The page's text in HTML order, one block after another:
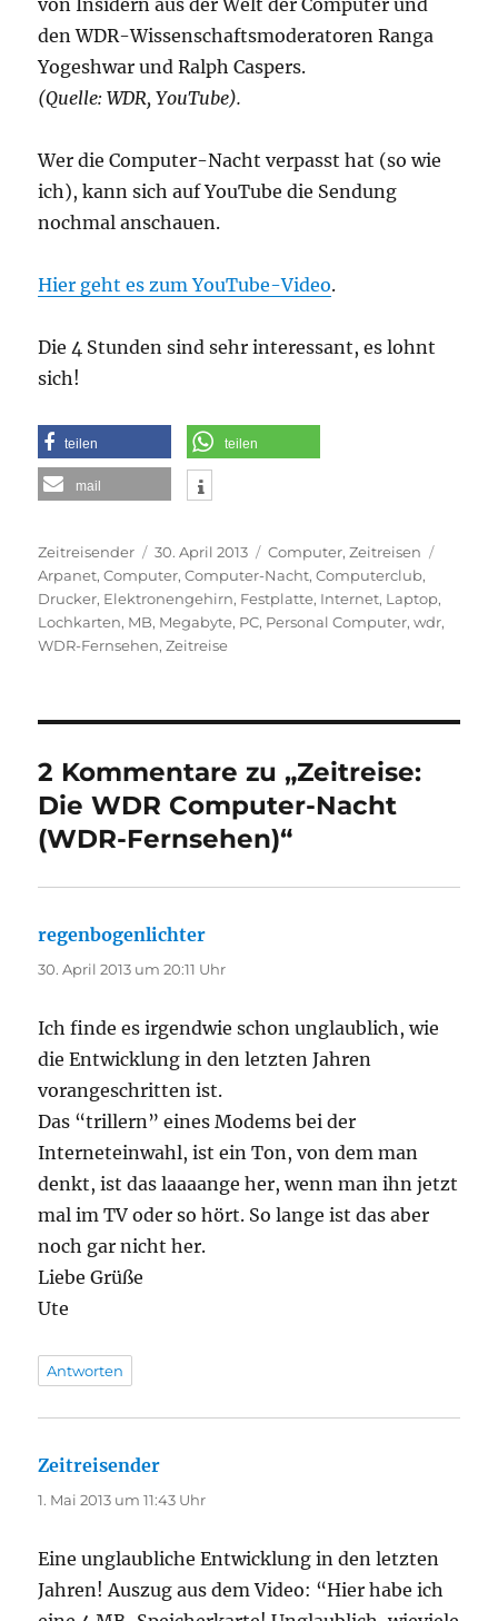
den WDR-Wissenschaftsmoderatoren Ranga
Yogeshwar und Ralph Caspers.
(Quelle: WDR, YouTube).
Wer die Computer-Nacht verpasst hat (so wie
ich), kann sich auf YouTube die Sendung
nochmal anschauen.
Hier geht es zum YouTube-Video.
Die 4 Stunden sind sehr interessant, es lohnt
sich!
teilen teilen
mail
Autor
Zeitreisender
Veröffentlicht
am
30. April 2013 Kategorien
Computer,Zeitreisen
Arpanet,Computer,Computer-Nacht,Computerclub,
Drucker, Elektronengehirn, Festplatte, Internet, Laptop,
Lochkarten, MB, Megabyte, PC, Personal Computer,wdr,
WDR-Fernsehen,Zeitreise
2 Kommentare zu „Zeitreise:
Die WDR Computer-Nacht
(WDR-Fernsehen)“
regenbogenlichter
30. April 2013 um 20:11 Uhr
Ich finde es irgendwie schon unglaublich, wie
die Entwicklung in den letzten Jahren
vorangeschritten ist.
Das “trillern” eines Modems bei der
Interneteinwahl, ist ein Ton, von dem man
denkt, ist das laaaange her, wenn man ihn jetzt
mal im TV oder so hört. So lange ist das aber
noch gar nicht her.
Liebe Grüße
Ute
Antworten
Zeitreisender
1. Mai 2013 um 11:43 Uhr
Eine unglaubliche Entwicklung in den letzten
Jahren! Auszug aus dem Video: “Hier habe ich